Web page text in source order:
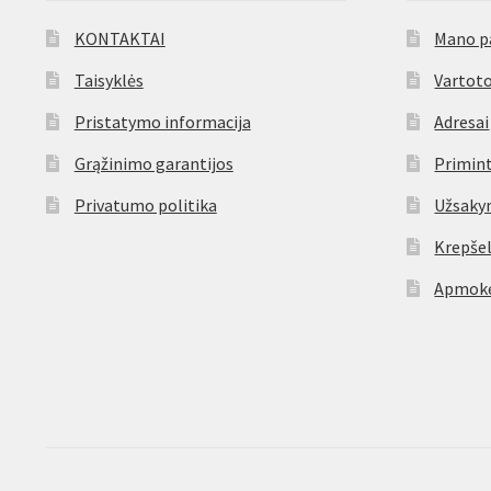
KONTAKTAI
Taisyklės
Pristatymo informacija
Grąžinimo garantijos
Privatumo politika
Mano
Adresai